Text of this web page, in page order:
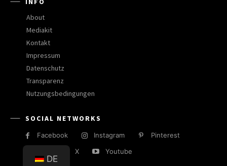
About
Mediakit
Kontakt
Impressum
Datenschutz
Transparenz
Nutzungsbedingungen
SOCIAL NETWORKS
Facebook Instagram
Pinterest
X Youtube
DE